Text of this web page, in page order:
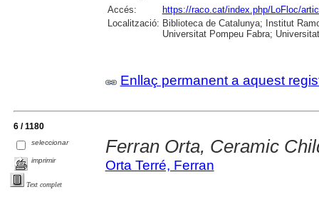
Accés:
https://raco.cat/index.php/LoFloc/
Localització: Biblioteca de Catalunya; Institut
Universitat Pompeu Fabra;
Enllaç permanent a aquest
6 / 1180
seleccionar
imprimir
Text complet
Ferran Orta, Ceramic
Orta Terré, Ferran